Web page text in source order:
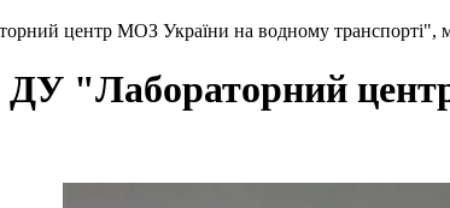
центр МОЗ України на водному транспорті",
ДУ "Лабораторний